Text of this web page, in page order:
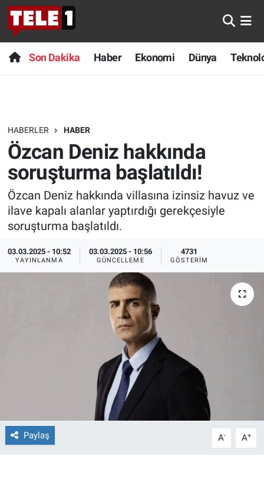
Son Dakika Haber Ekonomi Dünya
HABERLER HABER
Özcan Deniz hakkında
soruşturma başlatıldı!
Özcan Deniz hakkında villasına izinsiz havuz ve
ilave kapalı alanlar yaptırdığı gerekçesiyle
soruşturma başlatıldı.
03.03.2025 - 10:52
YAYINLANMA
03.03.2025 - 10:56
GÜNCELLEME
4731
GÖSTERIM
Paylaş A- A+
Anında Manşet
Başka Sohbetler
Bilim turu
Bilim ve Teknoloji Evreni
Doğa Konuşuyor
Dünya
Ege Saati
Ege'den Esintiler
Gerçeğin İzinde
Son Dakika
Haber
Dünya
Teknoloji
Sağlık
Spor
Yayın Akışı
Nöbetçi Eczaneler
Hava Durumu
Trafik Durumu
Süper Lig Puan Durumu ve Fikstür
Tüm Manşetler
Son Dakika Haberleri
Haber Arşivi